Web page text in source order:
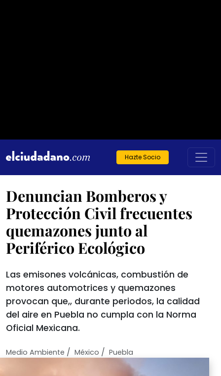
Hazte Socio
Denuncian Bomberos y
Protección Civil frecuentes
quemazones junto al
Periférico Ecológico
Las emisones volcánicas, combustión de
motores automotrices y quemazones
provocan que,, durante periodos, la calidad
del aire en Puebla no cumpla con la Norma
Oficial Mexicana.
Medio Ambiente / México / Puebla